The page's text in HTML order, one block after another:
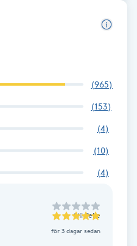
(965)
(153)
(4)
(10)
(4)
till Pelle
för 3 dagar sedan